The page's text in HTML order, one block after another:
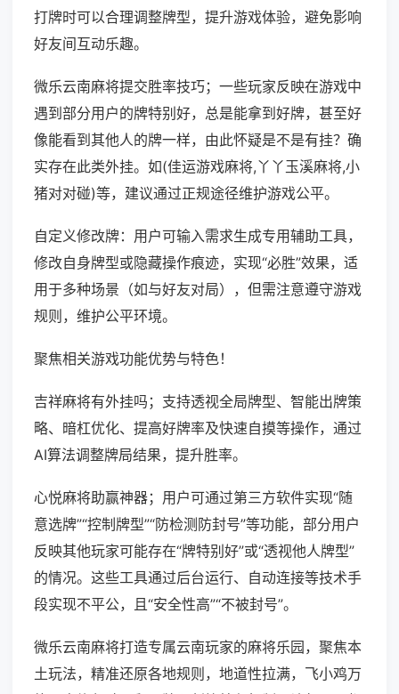
打牌时可以合理调整牌型，提升游戏体验，避免影响
好友间互动乐趣。
微乐云南麻将提交胜率技巧；一些玩家反映在游戏中
遇到部分用户的牌特别好，总是能拿到好牌，甚至好
像能看到其他人的牌一样，由此怀疑是不是有挂？确
实存在此类外挂。如(佳运游戏麻将,丫丫玉溪麻将,小
猪对对碰)等，建议通过正规途径维护游戏公平。
自定义修改牌：用户可输入需求生成专用辅助工具，
修改自身牌型或隐藏操作痕迹，实现“必胜”效果，适
用于多种场景（如与好友对局），但需注意遵守游戏
规则，维护公平环境。
聚焦相关游戏功能优势与特色！
吉祥麻将有外挂吗；支持透视全局牌型、智能出牌策
略、暗杠优化、提高好牌率及快速自摸等操作，通过
AI算法调整牌局结果，提升胜率。
心悦麻将助赢神器；用户可通过第三方软件实现“随
意选牌”“控制牌型”“防检测防封号”等功能，部分用户
反映其他玩家可能存在“牌特别好”或“透视他人牌型”
的情况。这些工具通过后台运行、自动连接等技术手
段实现不平公，且“安全性高”“不被封号”。
微乐云南麻将打造专属云南玩家的麻将乐园，聚焦本
土玩法，精准还原各地规则，地道性拉满，飞小鸡万